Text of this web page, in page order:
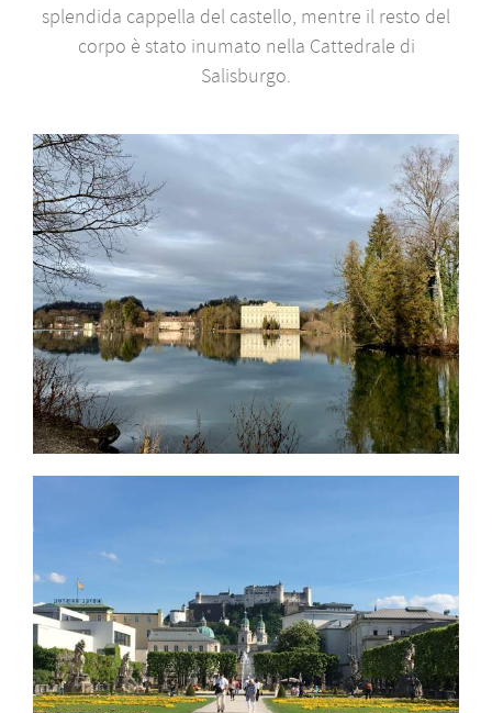
splendida cappella del castello, mentre il resto del
corpo è stato inumato nella Cattedrale di
Salisburgo.